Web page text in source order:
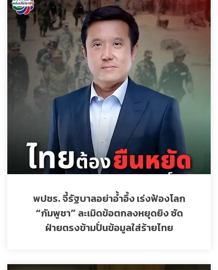
พปชร. จี้รัฐบาลอย่าอ้ำอึ้ง เร่งฟ้องโลก
“กัมพูชา” ละเมิดข้อตกลงหยุดยิง ซัด
ฝ่ายตรงข้ามปั่นข้อมูลใส่ร้ายไทย